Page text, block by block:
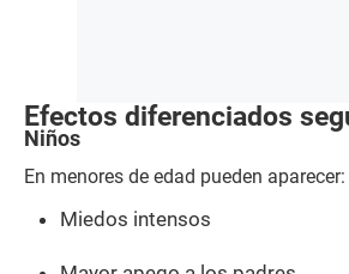
Efectos diferenciados
Niños
En menores de edad pueden aparecer:
Miedos intensos